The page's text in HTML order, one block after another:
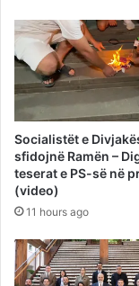
Socialistët e
sfidojnë Ramën –
teserat e PS-së në
(video)
11 hours ago